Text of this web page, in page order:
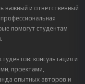
важный и ответственный
помогут студентам
консультация и
проектами,
опытных авторов и